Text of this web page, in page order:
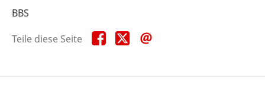
BBS
Teile diese Seite
Teile
diese
Teile
diese